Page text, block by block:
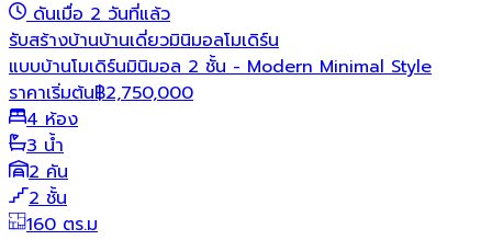
ดันเมื่อ 2 วันที่แล้ว
รับสร้างบ้านบ้านเดี่ยวมินิมอลโมเดิร์น
แบบบ้านโมเดิร์นมินิมอล 2 ชั้น - Modern Minimal Style
ราคาเริ่มต้น฿2,750,000
4 ห้อง
3 น้ำ
2 คัน
2 ชั้น
160 ตร.ม